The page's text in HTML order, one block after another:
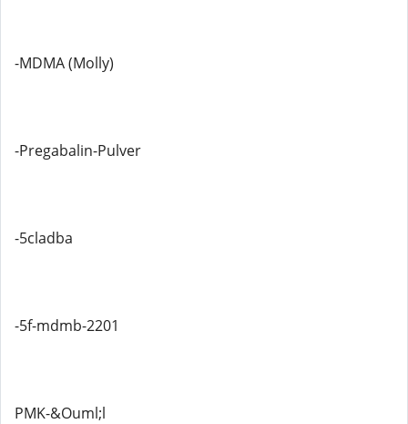
-MDMA (Molly)
-Pregabalin-Pulver
-5cladba
-5f-mdmb-2201
PMK-&Ouml;l